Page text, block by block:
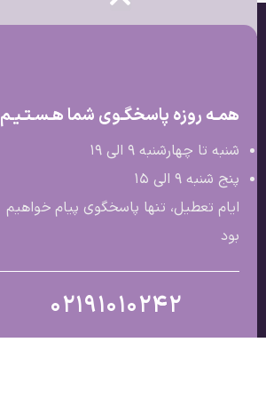
همـه روزه پاسخگـوی شما هـسـتـیـم
شنبه تا چهارشنبه 9 الی ۱۹
پنج شنبه 9 الی ۱۵
ایام تعطیل، تنها پاسخگوی پیام خواهیم
بود
02191010242